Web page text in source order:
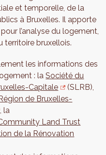
et temporelle, de la
à Bruxelles. Il apporte
l’analyse du logement,
territoire bruxellois.
les informations des
: laSociété du
Capitale
(SLRB),
de Bruxelles-
, la
Land Trust
de la Rénovation